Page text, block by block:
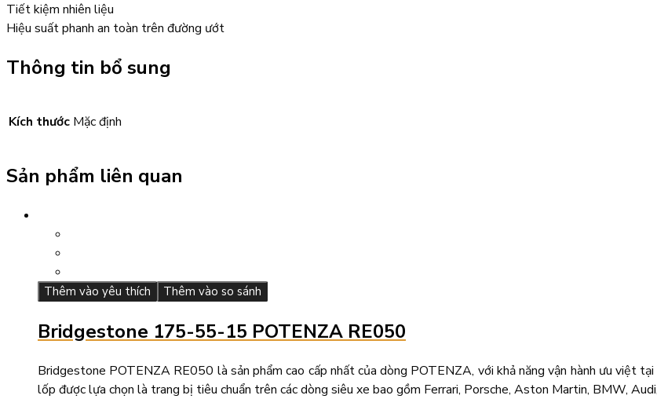
Tiết kiệm nhiên liệu
Hiệu suất phanh an toàn trên đường ướt
Thông tin bổ sung
Kích thước Mặc định
Sản phẩm liên quan
Thêm vào yêu thích Thêm vào so sánh
Bridgestone 175-55-15 POTENZA RE050
Bridgestone POTENZA RE050 là sản phẩm cao cấp nhất của dòng POTENZA, với khả năng vận hành ưu việt
lốp được lựa chọn là trang bị tiêu chuẩn trên các dòng siêu xe bao gồm Ferrari, Porsche, Aston Martin, BMW,